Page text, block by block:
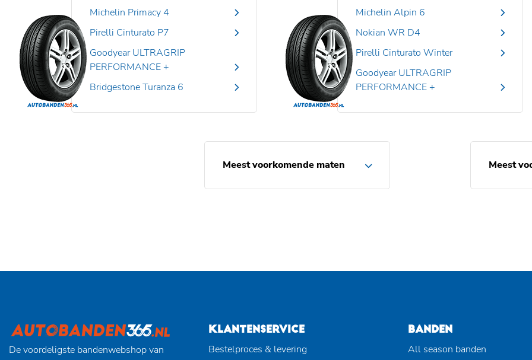
Michelin Primacy 4
Pirelli Cinturato P7
Goodyear ULTRAGRIP
PERFORMANCE +
Bridgestone Turanza 6
Michelin Alpin 6
Nokian WR D4
Pirelli Cinturato Winter
Goodyear ULTRAGRIP
PERFORMANCE +
Meest voorkomende maten Meest
De voordeligste bandenwebshop van
KLANTENSERVICE
Bestelproces & levering
BANDEN
All season banden